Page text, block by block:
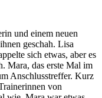
und einem neuen
geschah. Lisa
sich etwas, aber es
Mara, das erste Mal im
Anschlusstreffer. Kurz
von